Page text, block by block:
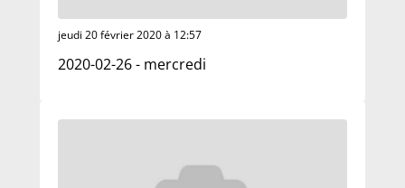
jeudi 20 février 2020 à 12:57
2020-02-26 - mercredi